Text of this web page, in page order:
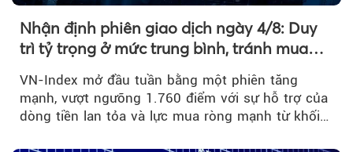
Nhận định phiên giao dịch ngày 4/8: Duy
trì tỷ trọng ở mức trung bình, tránh mua
VN-Index mở đầu tuần bằng một phiên tăng
mạnh, vượt ngưỡng 1.760 điểm với sự hỗ trợ của
dòng tiền lan tỏa và lực mua ròng mạnh từ khối